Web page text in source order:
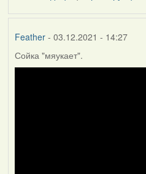
Feather- 03.12.2021 - 14:27
Сойка "мяукает".